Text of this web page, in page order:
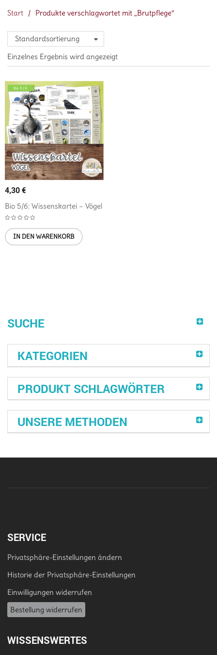
Start / Produkte verschlagwortet mit „Brutpflege“
SUCHE
KATEGORIEN
PRODUKT SCHLAGWÖRTER
UNSERE METHODEN
Standardsortierung
Einzelnes Ergebnis wird angezeigt
4,30€
Bio 5/6: Wissenskartei – Vögel
IN DEN WARENKORB
SERVICE
Privatsphäre-Einstellungen ändern
Historie der Privatsphäre-Einstellungen
Einwilligungen widerrufen
Bestellung widerrufen
WISSENSWERTES